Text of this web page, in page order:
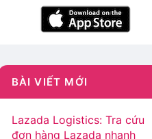
BÀI VIẾT MỚI
Lazada Logistics: Tra cứu
đơn hàng Lazada nhanh